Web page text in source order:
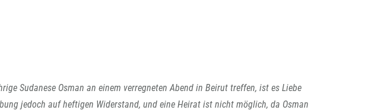
Sudanese Osman an einem verregneten Abend in Beirut treffen, ist es Liebe
jedoch auf heftigen Widerstand, und eine Heirat ist nicht möglich, da Osman